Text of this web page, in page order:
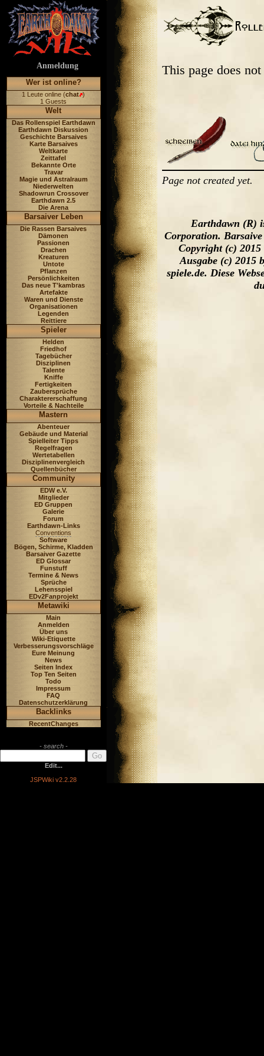
Anmeldung
Wer ist online?
1 Leute online (chat )
1 Guests
Welt
Das Rollenspiel Earthdawn
Earthdawn Diskussion
Geschichte Barsaives
Karte Barsaives
Weltkarte
Zeittafel
Bekannte Orte
Travar
Magie und Astralraum
Niederwelten
Shadowrun Crossover
Earthdawn 2.5
Die Arena
Barsaiver Leben
Die Rassen Barsaives
Dämonen
Passionen
Drachen
Kreaturen
Untote
Pflanzen
Persönlichkeiten
Das neue T'kambras
Artefakte
Waren und Dienste
Organisationen
Legenden
Reittiere
Spieler
Helden
Friedhof
Tagebücher
Disziplinen
Talente
Kniffe
Fertigkeiten
Zaubersprüche
Charaktererschaffung
Vorteile & Nachteile
Mastern
Abenteuer
Gebäude und Material
Spielleiter Tipps
Regelfragen
Wertetabellen
Disziplinenvergleich
Quellenbücher
Community
EDW e.V.
Mitglieder
ED Gruppen
Galerie
Forum
Earthdawn-Links
Conventions
Software
Bögen, Schirme, Kladden
Barsaiver Gazette
ED Glossar
Funstuff
Termine & News
Sprüche
Lehensspiel
EDv2Fanprojekt
Metawiki
Main
Anmelden
Über uns
Wiki-Etiquette
Verbesserungsvorschläge
Eure Meinung
News
Seiten Index
Top Ten Seiten
Todo
Impressum
FAQ
Datenschutzerklärung
Backlinks
RecentChanges
- search -
Edit...
JSPWiki v2.2.28
This page does
Page not created yet.
Earthdawn (R)
Corporation.
Copyright (c)
Ausgabe (c) 2015
spiele.de. Diese